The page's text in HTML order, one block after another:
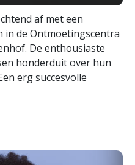
af met een
in de Ontmoetingscentra
De enthousiaste
honderduit over hun
erg succesvolle